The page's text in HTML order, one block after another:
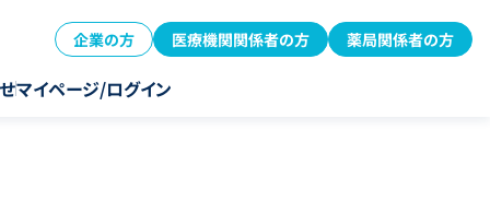
企業の方 医療機関関係者の方 薬局関係者の方
マイページ/ログイン